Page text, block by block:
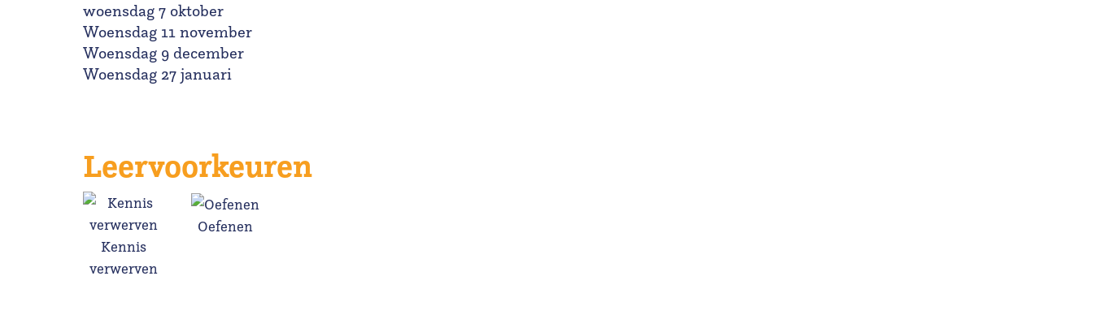
woensdag 7 oktober
Woensdag 11 november
Woensdag 9 december
Woensdag 27 januari
Leervoorkeuren
Kennis
verwerven
Oefenen